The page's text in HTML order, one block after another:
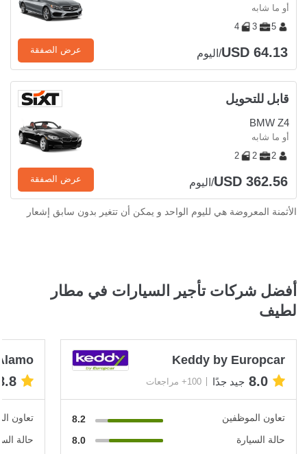
أو ما شابه
5
3
4
USD 64.13/اليوم عرض الصفقة
قابل للتحويل
BMW Z4
أو ما شابه
2
2
2
USD 362.56/اليوم عرض الصفقة
الأثمنة المعروضة هي لليوم الواحد و يمكن أن تتغير بدون سابق إشعار
أفضل شركات تأجير السيارات في مطار
لطيف
Keddy by Europcar
8.0 جيد جدًا 100+ مراجعات
تعاون الموظفين
8.2
حالة السيارة
8.0
تعاون
حالة